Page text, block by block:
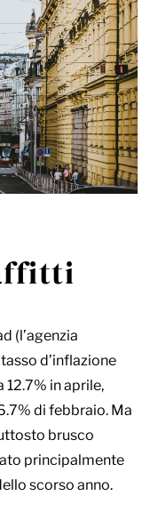
(l’agenzia
d’inflazione
12.7% in aprile,
di febbraio. Ma
brusco
principalmente
scorso anno.